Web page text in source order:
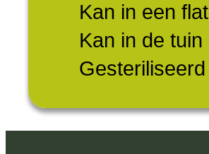
Kan in een flat
Kan in de tuin
Gesteriliseerd